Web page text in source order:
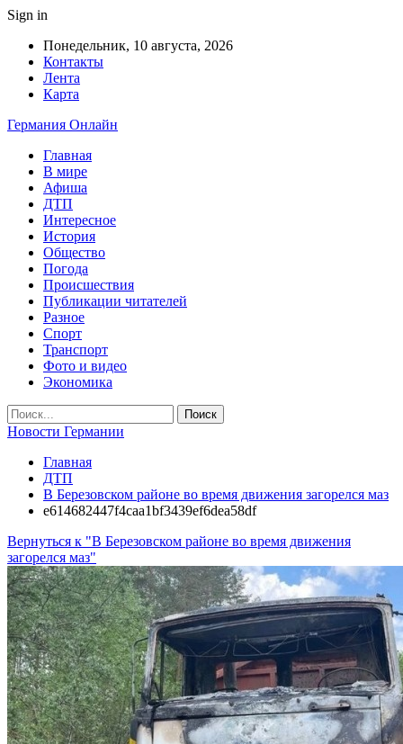
Sign in
Понедельник, 10 августа, 2026
Контакты
Лента
Карта
Германия Онлайн
Главная
В мире
Афиша
ДТП
Интересное
История
Общество
Погода
Происшествия
Публикации читателей
Разное
Спорт
Транспорт
Фото и видео
Экономика
Новости Германии
Главная
ДТП
В Березовском районе во время движения загорелся маз
e614682447f4caa1bf3439ef6dea58df
Вернуться к "В Березовском районе во время движения
загорелся маз"